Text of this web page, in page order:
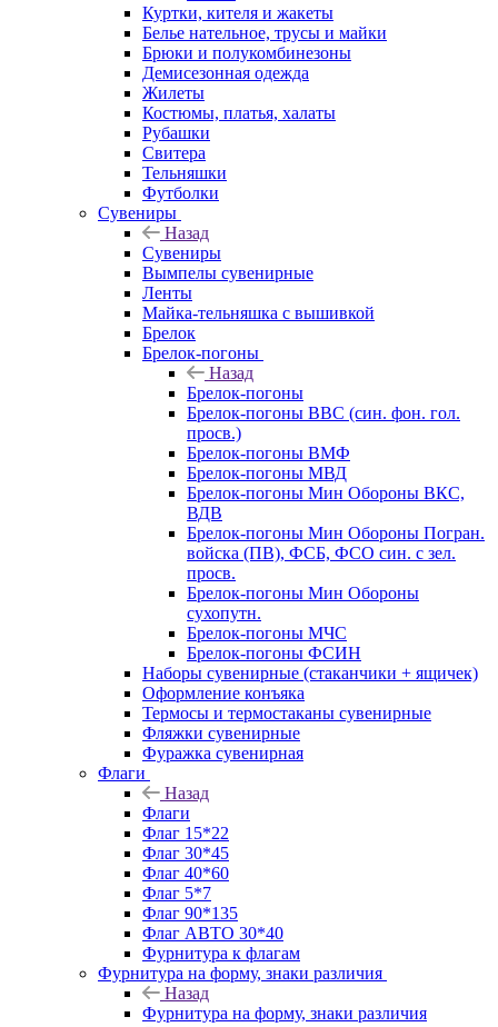
Куртки, кителя и жакеты
Белье нательное, трусы и майки
Брюки и полукомбинезоны
Демисезонная одежда
Жилеты
Костюмы, платья, халаты
Рубашки
Свитера
Тельняшки
Футболки
Сувениры
Назад
Сувениры
Вымпелы сувенирные
Ленты
Майка-тельняшка с вышивкой
Брелок
Брелок-погоны
Назад
Брелок-погоны
Брелок-погоны ВВС (син. фон. гол.
просв.)
Брелок-погоны ВМФ
Брелок-погоны МВД
Брелок-погоны Мин Обороны ВКС,
ВДВ
Брелок-погоны Мин Обороны Погран.
войска (ПВ), ФСБ, ФСО син. с зел.
просв.
Брелок-погоны Мин Обороны
сухопутн.
Брелок-погоны МЧС
Брелок-погоны ФСИН
Наборы сувенирные (стаканчики + ящичек)
Оформление конъяка
Термосы и термостаканы сувенирные
Фляжки сувенирные
Фуражка сувенирная
Флаги
Назад
Флаги
Флаг 15*22
Флаг 30*45
Флаг 40*60
Флаг 5*7
Флаг 90*135
Флаг АВТО 30*40
Фурнитура к флагам
Фурнитура на форму, знаки различия
Назад
Фурнитура на форму, знаки различия